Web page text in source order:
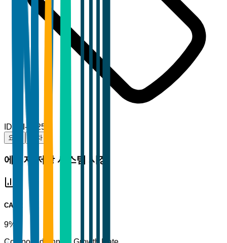
IDTBI-51255
요약 목차
에너지 저장 시스템 시장
CAGR
9%